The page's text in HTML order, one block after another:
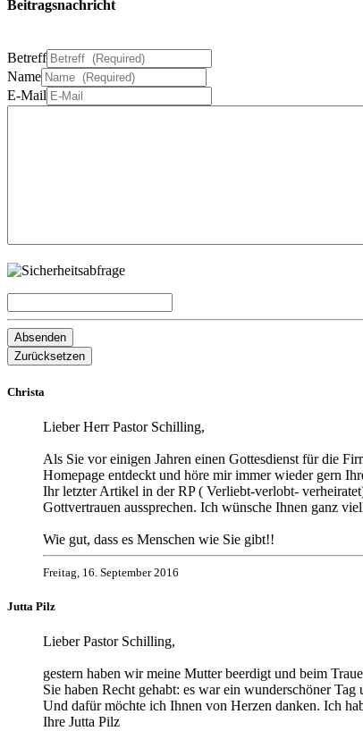
Beitragsnachricht
Betreff
Name
E-Mail
Absenden
Zurücksetzen
Christa
Lieber Herr Pastor Schilling,
Als Sie vor einigen Jahren einen Gottesdienst für die
Homepage entdeckt und höre mir immer wieder gern
Ihr letzter Artikel in der RP ( Verliebt-verlobt-
Gottvertrauen aussprechen. Ich wünsche Ihnen ganz
Wie gut, dass es Menschen wie Sie gibt!!
Freitag, 16. September 2016
Jutta Pilz
Lieber Pastor Schilling,
gestern haben wir meine Mutter beerdigt und beim
Sie haben Recht gehabt: es war ein wunderschöner
Und dafür möchte ich Ihnen von Herzen danken. Ich
Ihre Jutta Pilz